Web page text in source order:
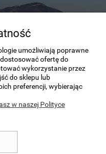
dziś! Mamy wiele
umożliwiają poprawne
ofertę do
wykorzystanie przez
do sklepu lub
preferencji, wybierając
w naszej Polityce